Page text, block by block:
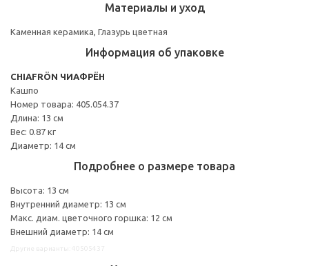
Материалы и уход
Каменная керамика, Глазурь цветная
Информация об упаковке
CHIAFRÖN ЧИАФРЁН
Кашпо
Номер товара: 405.054.37
Длина: 13 см
Вес: 0.87 кг
Диаметр: 14 см
Подробнее о размере товара
Высота: 13 см
Внутренний диаметр: 13 см
Макс. диам. цветочного горшка: 12 см
Внешний диаметр: 14 см